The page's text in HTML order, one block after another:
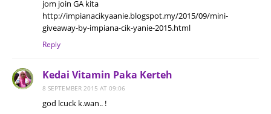
jom join GA kita
http://impianacikyaanie.blogspot.my/2015/09/mini-
giveaway-by-impiana-cik-yanie-2015.html
Reply
Kedai Vitamin Paka Kerteh
8 SEPTEMBER 2015 AT 09:06
god lcuck k.wan.. !